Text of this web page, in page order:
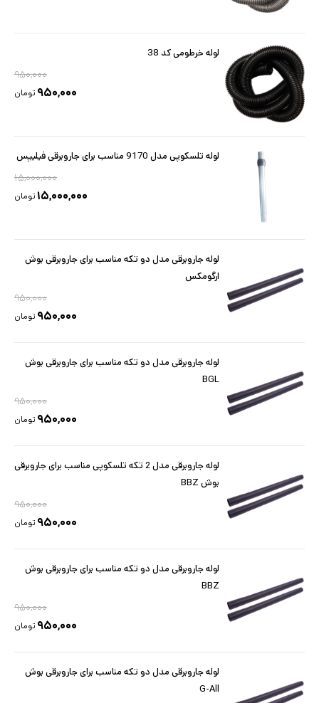
لوله خرطومی کد 38
۹۵۰,۰۰۰
۹۵۰,۰۰۰ تومان
لوله تلسکوپی مدل 9170 مناسب برای جاروبرقی فیلیپس
۱۵,۰۰۰,۰۰۰
۱۵,۰۰۰,۰۰۰ تومان
لوله جاروبرقی مدل دو تکه مناسب برای جاروبرقی بوش
ارگومکس
۹۵۰,۰۰۰
۹۵۰,۰۰۰ تومان
لوله جاروبرقی مدل دو تکه مناسب برای جاروبرقی بوش
BGL
۹۵۰,۰۰۰
۹۵۰,۰۰۰ تومان
لوله جاروبرقی مدل 2 تکه تلسکوپی مناسب برای جاروبرقی
بوش BBZ
۹۵۰,۰۰۰
۹۵۰,۰۰۰ تومان
لوله جاروبرقی مدل دو تکه مناسب برای جاروبرقی بوش
BBZ
۹۵۰,۰۰۰
۹۵۰,۰۰۰ تومان
لوله جاروبرقی مدل دو تکه مناسب برای جاروبرقی بوش
G-All